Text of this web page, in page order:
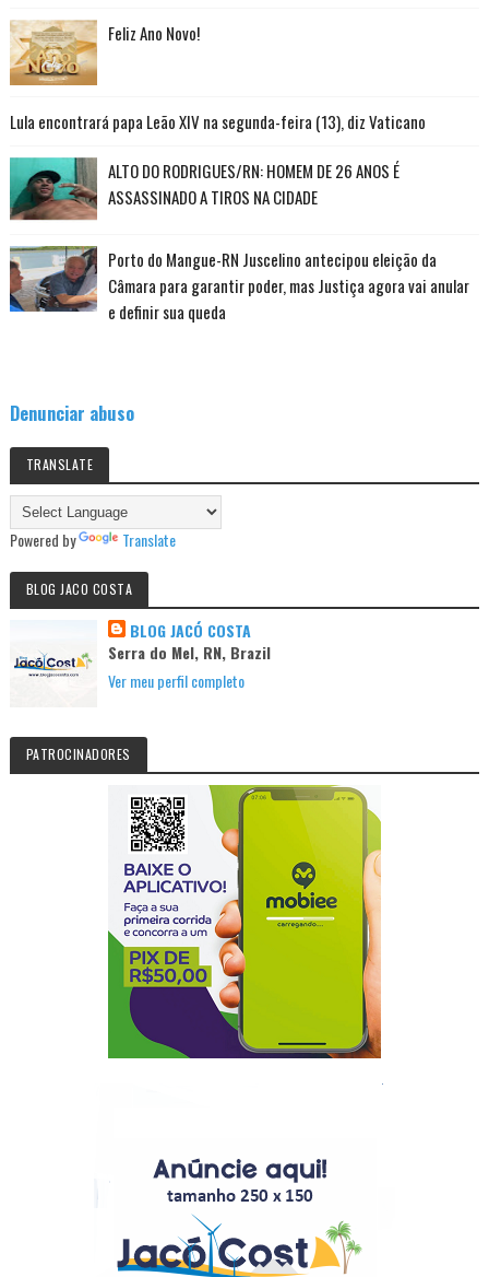
Feliz Ano Novo!
Lula encontrará papa Leão XIV na segunda-feira (13), diz Vaticano
ALTO DO RODRIGUES/RN: HOMEM DE 26 ANOS É
ASSASSINADO A TIROS NA CIDADE
Porto do Mangue-RN Juscelino antecipou eleição da
Câmara para garantir poder, mas Justiça agora vai anular
e definir sua queda
Denunciar abuso
TRANSLATE
Powered by Translate
BLOG JACO COSTA
BLOG JACÓ COSTA
Serra do Mel, RN, Brazil
Ver meu perfil completo
PATROCINADORES